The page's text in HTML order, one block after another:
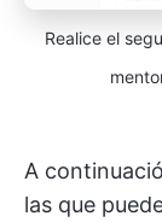
Realice el
A
las que